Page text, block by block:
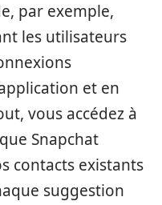
par exemple,
les utilisateurs
et en
vous accédez à
Snapchat
contacts existants
suggestion